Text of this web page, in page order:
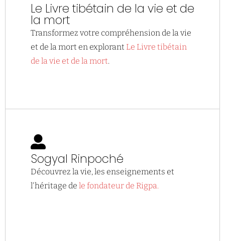
Le Livre tibétain de la vie et de
la mort
Transformez votre compréhension de la vie
et de la mort en explorant Le Livre tibétain
de la vie et de la mort.
Sogyal Rinpoché
Découvrez la vie, les enseignements et
l'héritage de le fondateur de Rigpa.